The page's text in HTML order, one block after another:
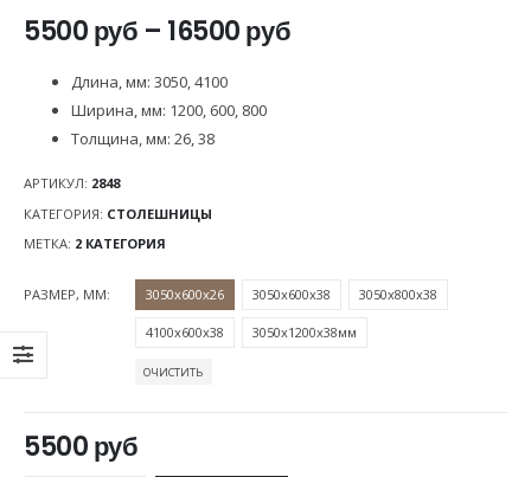
5500руб – 16500руб
Длина, мм: 3050, 4100
Ширина, мм: 1200, 600, 800
Толщина, мм: 26, 38
АРТИКУЛ: 2848
КАТЕГОРИЯ: СТОЛЕШНИЦЫ
МЕТКА: 2 КАТЕГОРИЯ
РАЗМЕР, ММ 3050х600х26 3050х600х38 3050х800х38
4100х600х38 3050х1200х38мм
ОЧИСТИТЬ
5500руб